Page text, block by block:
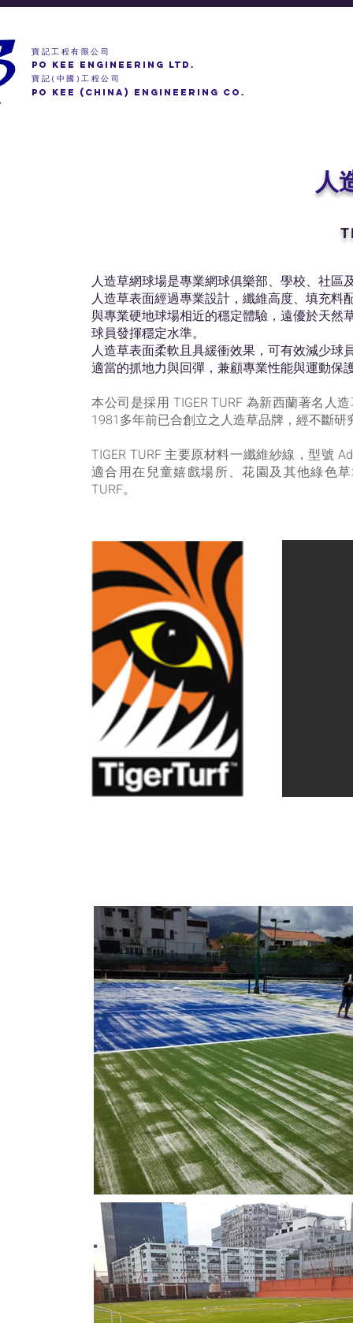
寶記工程有限公司
PO KEE ENGINEERING LTD.
寶記 ( 中國 ) 工程公司
PO KEE (CHINA) ENGINEERING CO.
人
人造草網球場是專業網球俱樂部、學校、社區
人造草表面經過專業設計，纖維高度、填充
與專業硬地球場相近的穩定體驗，遠優於天然
球員發揮穩定水準。
人造草表面柔軟且具緩衝效果，可有效減少
適當的抓地力與回彈，兼顧專業性能與運動保
本公司是採用 TIGER TURF 為新西蘭著名人
1981多年前已合創立之人造草品牌，經不斷研
TIGER TURF 主要原材料一纖維紗線，型號
適合用在兒童嬉戲場所、花園及其他綠色
TURF。